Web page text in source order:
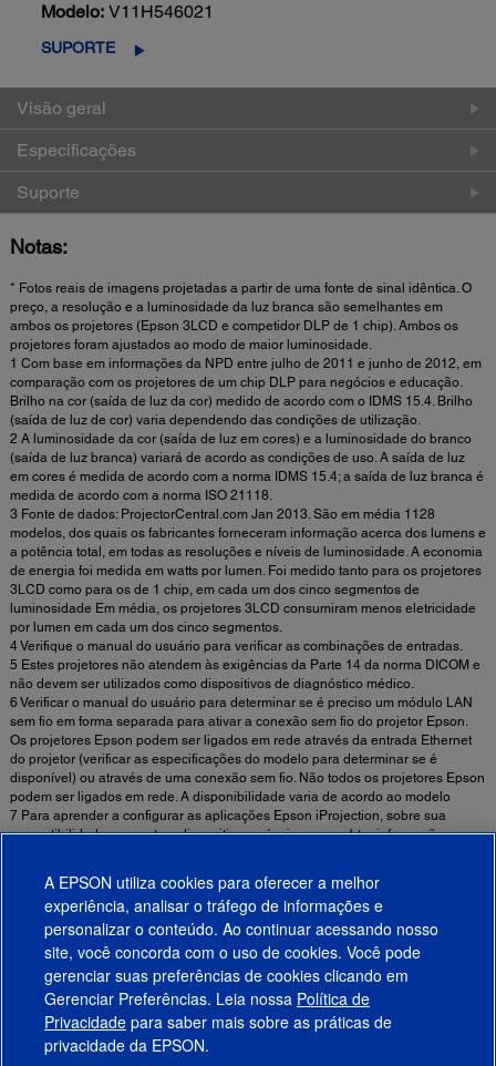
Modelo: V11H546021
SUPORTE
Visão geral
Especificações
Suporte
Notas:
* Fotos reais de imagens projetadas a partir de uma fonte de sinal idêntica. O
preço, a resolução e a luminosidade da luz branca são semelhantes em
ambos os projetores (Epson 3LCD e competidor DLP de 1 chip). Ambos os
projetores foram ajustados ao modo de maior luminosidade.
1 Com base em informações da NPD entre julho de 2011 e junho de 2012, em
comparação com os projetores de um chip DLP para negócios e educação.
Brilho na cor (saída de luz da cor) medido de acordo com o IDMS 15.4. Brilho
(saída de luz de cor) varia dependendo das condições de utilização.
2 A luminosidade da cor (saída de luz em cores) e a luminosidade do branco
(saída de luz branca) variará de acordo as condições de uso. A saída de luz
em cores é medida de acordo com a norma IDMS 15.4; a saída de luz branca é
medida de acordo com a norma ISO 21118.
3 Fonte de dados: ProjectorCentral.com Jan 2013. São em média 1128
modelos, dos quais os fabricantes forneceram informação acerca dos lumens e
a potência total, em todas as resoluções e níveis de luminosidade. A economia
de energia foi medida em watts por lumen. Foi medido tanto para os projetores
3LCD como para os de 1 chip, em cada um dos cinco segmentos de
luminosidade Em média, os projetores 3LCD consumiram menos eletricidade
por lumen em cada um dos cinco segmentos.
4 Verifique o manual do usuário para verificar as combinações de entradas.
5 Estes projetores não atendem às exigências da Parte 14 da norma DICOM e
não devem ser utilizados como dispositivos de diagnóstico médico.
6 Verificar o manual do usuário para determinar se é preciso um módulo LAN
sem fio em forma separada para ativar a conexão sem fio do projetor Epson.
Os projetores Epson podem ser ligados em rede através da entrada Ethernet
do projetor (verificar as especificações do modelo para determinar se é
disponível) ou através de uma conexão sem fio. Não todos os projetores Epson
podem ser ligados em rede. A disponibilidade varia de acordo ao modelo
7 Para aprender a configurar as aplicações Epson iProjection, sobre sua
compatibilidade com outros dispositivos móveis e para obter informações
Informações de Segurança Importantes Sobre Ambientes de Uso de Projetores
Fixos ►
Produtos
Suporte
A EPSON utiliza cookies para oferecer a melhor
experiência, analisar o tráfego de informações e
personalizar o conteúdo. Ao continuar acessando nosso
site, você concorda com o uso de cookies. Você pode
gerenciar suas preferências de cookies clicando em
Gerenciar Preferências. Leia nossa Política de
Privacidade para saber mais sobre as práticas de
privacidade da EPSON.